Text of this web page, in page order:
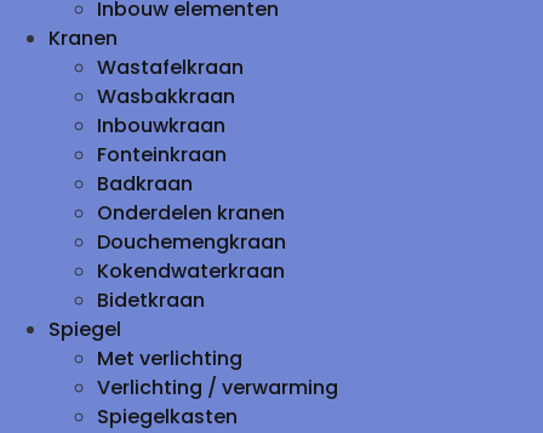
Inbouw elementen
Kranen
Wastafelkraan
Wasbakkraan
Inbouwkraan
Fonteinkraan
Badkraan
Onderdelen kranen
Douchemengkraan
Kokendwaterkraan
Bidetkraan
Spiegel
Met verlichting
Verlichting / verwarming
Spiegelkasten